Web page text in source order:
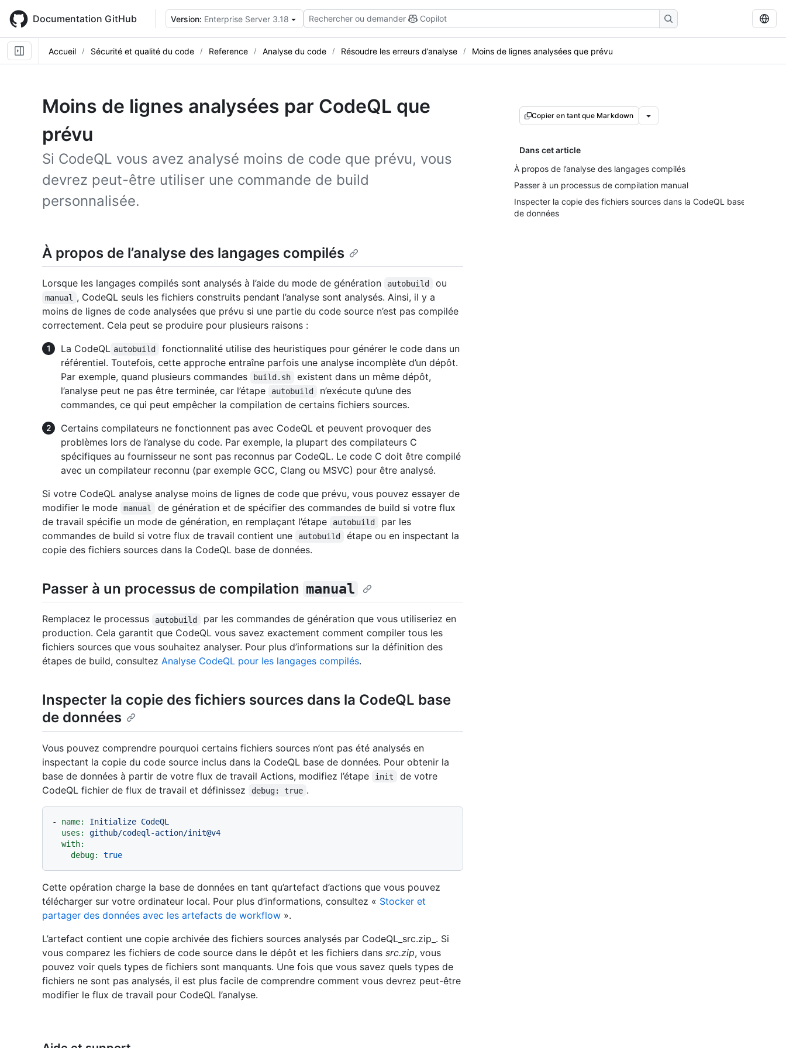
main
content
Documentation GitHub Version: Enterprise Server 3.18 Rechercher ou demander Copilot
Accueil Sécurité et qualité du code Reference Analyse du code Résoudre les erreurs d’analyse Moins de lignes analysées que prévu
Moins de lignes analysées par CodeQL que
prévu
Si CodeQL vous avez analysé moins de code que prévu, vous
devrez peut-être utiliser une commande de build
personnalisée.
Copier en tant que Markdown
Dans cet article
À propos de l’analyse des langages compilés
Passer à un processus de compilation manual
Inspecter la copie des fichiers sources dans la CodeQL base
de données
À propos de l’analyse des langages compilés
Lorsque les langages compilés sont analysés à l’aide du mode de génération autobuild ou
manual
, CodeQL seuls les fichiers construits pendant l’analyse sont analysés. Ainsi, il y a
moins de lignes de code analysées que prévu si une partie du code source n’est pas compilée
correctement. Cela peut se produire pour plusieurs raisons :
La CodeQL autobuild
fonctionnalité utilise des heuristiques pour générer le code dans un
référentiel. Toutefois, cette approche entraîne parfois une analyse incomplète d’un dépôt.
Par exemple, quand plusieurs commandes
build.sh
existent dans un même dépôt,
l’analyse peut ne pas être terminée, car l’étape
autobuild
n’exécute qu’une des
commandes, ce qui peut empêcher la compilation de certains fichiers sources.
Certains compilateurs ne fonctionnent pas avec CodeQL et peuvent provoquer des
problèmes lors de l’analyse du code. Par exemple, la plupart des compilateurs C
spécifiques au fournisseur ne sont pas reconnus par CodeQL. Le code C doit être compilé
avec un compilateur reconnu (par exemple GCC, Clang ou MSVC) pour être analysé.
Si votre CodeQL analyse analyse moins de lignes de code que prévu, vous pouvez essayer de
modifier le mode
manual
de génération et de spécifier des commandes de build si votre flux
de travail spécifie un mode de génération, en remplaçant l’étape
autobuild
par les
commandes de build si votre flux de travail contient une
autobuild
étape ou en inspectant la
copie des fichiers sources dans la CodeQL base de données.
Passer à un processus de compilation manual
Remplacez le processus autobuild
par les commandes de génération que vous utiliseriez en
production. Cela garantit que CodeQL vous savez exactement comment compiler tous les
fichiers sources que vous souhaitez analyser. Pour plus d’informations sur la définition des
étapes de build, consultez Analyse CodeQL pour les langages compilés.
Inspecter la copie des fichiers sources dans la CodeQL base
de données
Vous pouvez comprendre pourquoi certains fichiers sources n’ont pas été analysés en
inspectant la copie du code source inclus dans la CodeQL base de données. Pour obtenir la
base de données à partir de votre flux de travail Actions, modifiez l’étape
init
de votre
CodeQL fichier de flux de travail et définissez
debug: true .
- name: Initialize CodeQL
uses:
github/codeql-action/init@v4
with:
debug:
true
Cette opération charge la base de données en tant qu’artefact d’actions que vous pouvez
télécharger sur votre ordinateur local. Pour plus d’informations, consultez « Stocker et
partager des données avec les artefacts de workflow ».
L’artefact contient une copie archivée des fichiers sources analysés par CodeQL_src.zip_. Si
vous comparez les fichiers de code source dans le dépôt et les fichiers dans src.zip, vous
pouvez voir quels types de fichiers sont manquants. Une fois que vous savez quels types de
fichiers ne sont pas analysés, il est plus facile de comprendre comment vous devrez peut-être
modifier le flux de travail pour CodeQL l’analyse.